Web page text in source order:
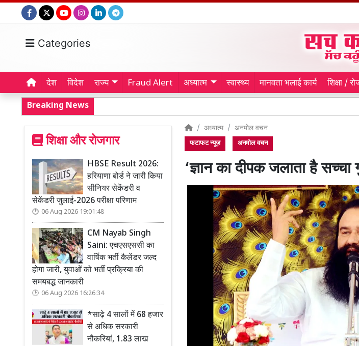
Categories
देश विदेश राज्य Fraud Alert अध्यात्म स्वास्थ्य मानवता भलाई कार्य शिक्षा /
Breaking News
शिक्षा और रोजगार
HBSE Result 2026:
हरियाणा बोर्ड ने जारी किया
सीनियर सेकेंडरी व
सेकेंडरी जुलाई-2026 परीक्षा परिणाम
06 Aug 2026 19:01:48
CM Nayab Singh
Saini: एचएसएससी का
वार्षिक भर्ती कैलेंडर जल्द
होगा जारी, युवाओं को भर्ती प्रक्रिया की
समयबद्ध जानकारी
06 Aug 2026 16:26:34
*साढ़े 4 सालों में 68 हजार
से अधिक सरकारी
नौकरियां, 1.83 लाख
अध्यात्म अनमोल वचन
फटाफट न्यूज़ अनमोल वचन
‘ज्ञान का दीपक जलाता है सच्चा